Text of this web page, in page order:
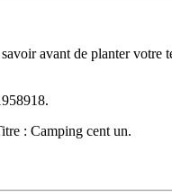
avant de planter votre
.
: Camping cent un.